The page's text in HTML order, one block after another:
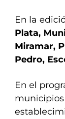
En la
Plata,
Miramar,
Pedro,
En el